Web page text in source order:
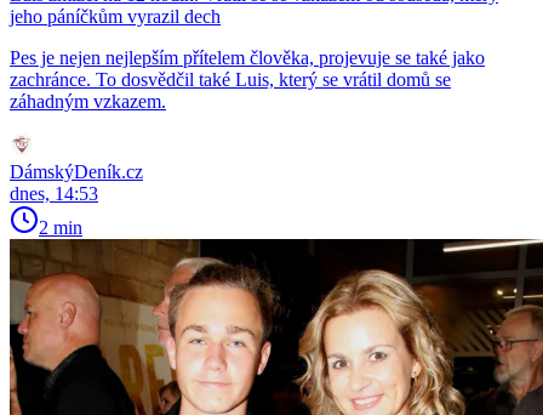
jeho páníčkům vyrazil dech
Pes je nejen nejlepším přítelem člověka, projevuje se také jako
zachránce. To dosvědčil také Luis, který se vrátil domů se
záhadným vzkazem.
DámskýDeník.cz
dnes, 14:53
2 min